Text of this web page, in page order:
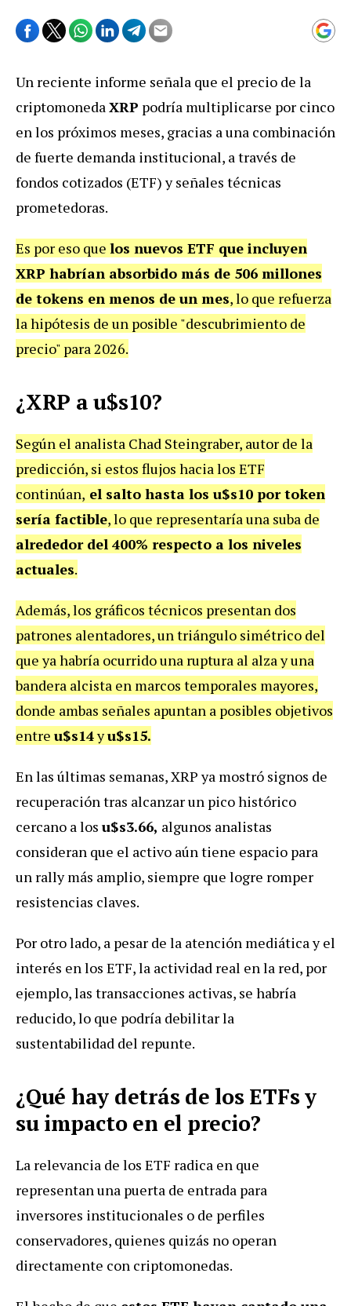
Un reciente informe señala que el precio de la
criptomonedaXRP podría multiplicarse por cinco
en los próximos meses, gracias a una combinación
de fuerte demanda institucional, a través de
fondos cotizados (ETF) y señales técnicas
prometedoras.
Es por eso que los nuevos ETF que incluyen
XRP habrían absorbido más de 506 millones
de tokens en menos de un mes, lo que refuerza
la hipótesis de un posible "descubrimiento de
precio" para 2026.
¿XRP a u$s10?
Según el analista Chad Steingraber, autor de la
predicción, si estos flujos hacia los ETF
continúan, el salto hasta los u$s10 por token
sería factible, lo que representaría una suba de
alrededor del 400% respecto a los niveles
actuales.
Además, los gráficos técnicos presentan dos
patrones alentadores, un triángulo simétrico del
que ya habría ocurrido una ruptura al alza y una
bandera alcista en marcos temporales mayores,
donde ambas señales apuntan a posibles objetivos
entre u$s14yu$s15.
En las últimas semanas, XRP ya mostró signos de
recuperación tras alcanzar un pico histórico
cercano a los u$s3.66, algunos analistas
consideran que el activo aún tiene espacio para
un rally más amplio, siempre que logre romper
resistencias claves.
Por otro lado, a pesar de la atención mediática y el
interés en los ETF, la actividad real en la red, por
ejemplo, las transacciones activas, se habría
reducido, lo que podría debilitar la
sustentabilidad del repunte.
¿Qué hay detrás de los ETFs y
su impacto en el precio?
La relevancia de los ETF radica en que
representan una puerta de entrada para
inversores institucionales o de perfiles
conservadores, quienes quizás no operan
directamente con criptomonedas.